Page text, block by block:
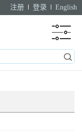
注册 登录 English